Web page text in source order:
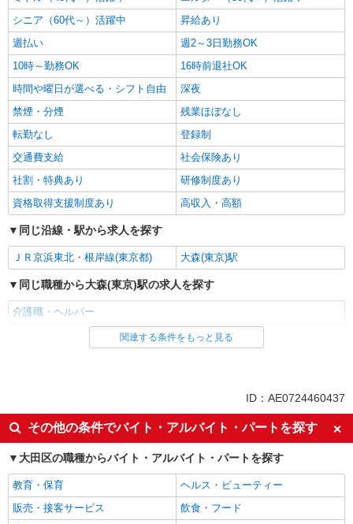
シニア（60代～）活躍中
昇給あり
週払い
週2～3日勤務OK
10時～勤務OK
16時前退社OK
時間や曜日が選べる・シフト自由
深夜
禁煙・分煙
残業ほぼなし
転勤なし
登録制
交通費支給
社会保険あり
社割・特典あり
研修制度あり
資格取得支援制度あり
高収入・高額
同じ沿線・駅から求人を探す
ＪＲ京浜東北・根岸線(東京都) 大森(東京)駅
同じ職種から大森(東京)駅の求人を探す
介護職・ヘルパー
同じ雇用形態から大森(東京)駅の求人を探す
同じ特徴から大森(東京)駅の求人を探す
入社日応相談
履歴書不要
Web面接OK
職場見学OKまたは説明会あり
未経験歓迎
経験者・有資格者歓迎
新卒・第二新卒歓迎
女性活躍中
関連する条件をもっと見る
ID：AE0724460437
その他の条件でバイト・アルバイト・パートを探す
大田区の職種からバイト・アルバイト・パートを探す
教育・保育
ヘルス・ビューティー
販売・接客サービス
飲食・フード